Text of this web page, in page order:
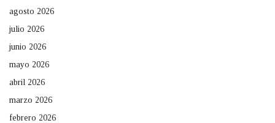
agosto 2026
julio 2026
junio 2026
mayo 2026
abril 2026
marzo 2026
febrero 2026